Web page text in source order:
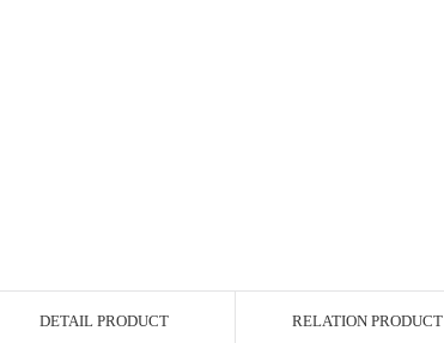
DETAIL PRODUCT RELATION PRODUCT